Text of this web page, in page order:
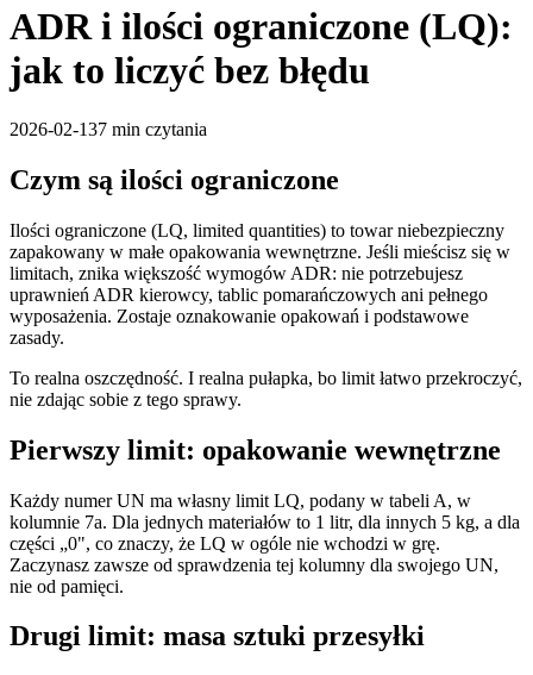
ADR i ilości ograniczone (LQ):
jak to liczyć bez błędu
2026-02-137 min czytania
Czym są ilości ograniczone
Ilości ograniczone (LQ, limited quantities) to towar niebezpieczny
zapakowany w małe opakowania wewnętrzne. Jeśli mieścisz się w
limitach, znika większość wymogów ADR: nie potrzebujesz
uprawnień ADR kierowcy, tablic pomarańczowych ani pełnego
wyposażenia. Zostaje oznakowanie opakowań i podstawowe
zasady.
To realna oszczędność. I realna pułapka, bo limit łatwo przekroczyć,
nie zdając sobie z tego sprawy.
Pierwszy limit: opakowanie wewnętrzne
Każdy numer UN ma własny limit LQ, podany w tabeli A, w
kolumnie 7a. Dla jednych materiałów to 1 litr, dla innych 5 kg, a dla
części „0", co znaczy, że LQ w ogóle nie wchodzi w grę.
Zaczynasz zawsze od sprawdzenia tej kolumny dla swojego UN,
nie od pamięci.
Drugi limit: masa sztuki przesyłki